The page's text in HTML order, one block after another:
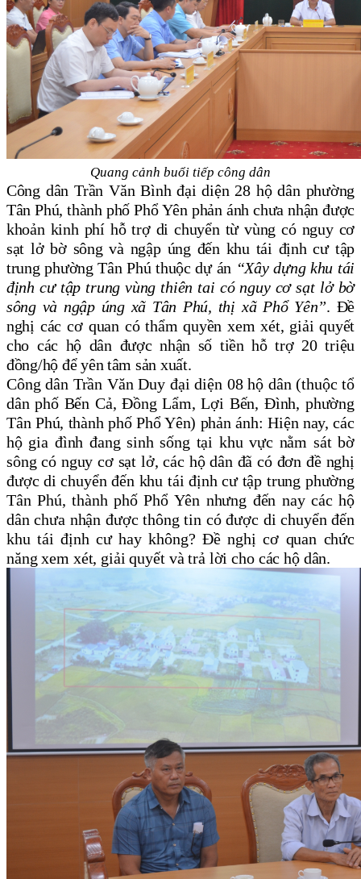
Quang cảnh buổi tiếp công dân
Công dân Trần Văn Bình đại diện 28 hộ dân phường
Tân Phú, thành phố Phổ Yên phản ánh chưa nhận được
khoản kinh phí hỗ trợ di chuyển từ vùng có nguy cơ
sạt lở bờ sông và ngập úng đến khu tái định cư tập
trung phường Tân Phú thuộc dự án “Xây dựng khu tái
định cư tập trung vùng thiên tai có nguy cơ sạt lở bờ
sông và ngập úng xã Tân Phú, thị xã Phổ Yên”. Đề
nghị các cơ quan có thẩm quyền xem xét, giải quyết
cho các hộ dân được nhận số tiền hỗ trợ 20 triệu
đồng/hộ để yên tâm sản xuất.
Công dân Trần Văn Duy đại diện 08 hộ dân (thuộc tổ
dân phố Bến Cả, Đồng Lẩm, Lợi Bến, Đình, phường
Tân Phú, thành phố Phổ Yên) phản ánh: Hiện nay, các
hộ gia đình đang sinh sống tại khu vực nằm sát bờ
sông có nguy cơ sạt lở, các hộ dân đã có đơn đề nghị
được di chuyển đến khu tái định cư tập trung phường
Tân Phú, thành phố Phổ Yên nhưng đến nay các hộ
dân chưa nhận được thông tin có được di chuyển đến
khu tái định cư hay không? Đề nghị cơ quan chức
năng xem xét, giải quyết và trả lời cho các hộ dân.